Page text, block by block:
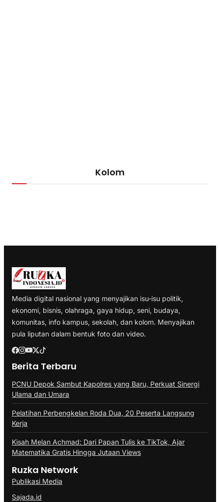
Kolom
Media digital nasional yang menyajikan isu-isu politik,
ekonomi, bisnis, olahraga, gaya hidup, seni, budaya,
komunitas, info kampus, sekolah, dan kolom. Menyajikan
pula liputan dalam bentuk foto dan video.
Berita Terbaru
PCNU Depok Sambut Kapolres yang Baru, Perkuat Sinergi
Ulama dan Umara
Pelatihan Perbengkelan Roda Dua, 20 Peserta Langsung
Kerja
Kisah Melan Achmad: Dari Papan Tulis ke TikTok, Ajar
Matematika Gratis Hingga Jutaan Views
Ruzka Network
Publikasi Media
Sajada.id